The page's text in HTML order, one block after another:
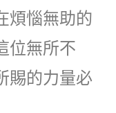
煩惱無助的
位無所不
賜的力量必